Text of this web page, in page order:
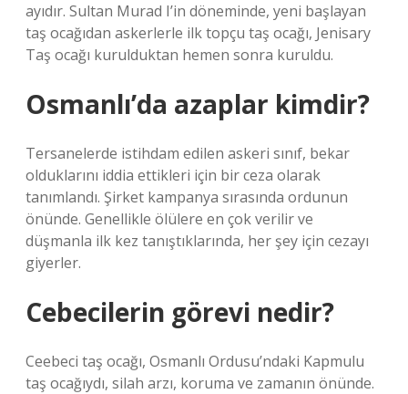
ayıdır. Sultan Murad I’in döneminde, yeni başlayan
taş ocağıdan askerlerle ilk topçu taş ocağı, Jenisary
Taş ocağı kurulduktan hemen sonra kuruldu.
Osmanlı’da azaplar kimdir?
Tersanelerde istihdam edilen askeri sınıf, bekar
olduklarını iddia ettikleri için bir ceza olarak
tanımlandı. Şirket kampanya sırasında ordunun
önünde. Genellikle ölülere en çok verilir ve
düşmanla ilk kez tanıştıklarında, her şey için cezayı
giyerler.
Cebecilerin görevi nedir?
Ceebeci taş ocağı, Osmanlı Ordusu’ndaki Kapmulu
taş ocağıydı, silah arzı, koruma ve zamanın önünde.